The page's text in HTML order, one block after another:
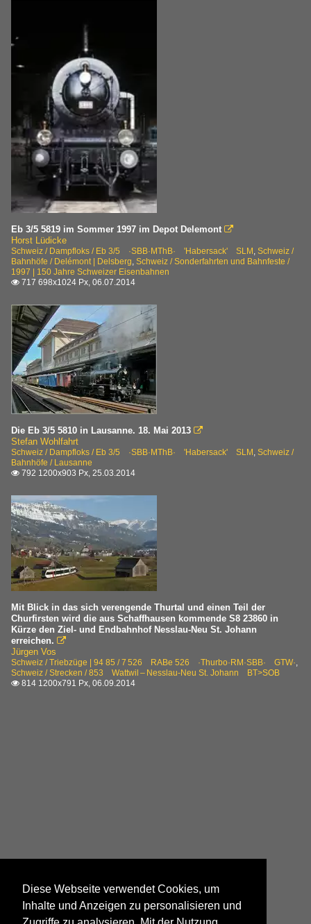
Eb 3/5 5819 im Sommer 1997 im Depot Delemont 
Horst Lüdicke
Schweiz / Dampfloks / Eb 3/5 ·SBB·MThB· 'Habersack' SLM , Schweiz /
Bahnhöfe / Delémont | Delsberg, Schweiz / Sonderfahrten und Bahnfeste /
1997 | 150 Jahre Schweizer Eisenbahnen
 717 698x1024 Px, 06.07.2014
Die Eb 3/5 5810 in Lausanne. 18. Mai 2013 
Stefan Wohlfahrt
Schweiz / Dampfloks / Eb 3/5 ·SBB·MThB· 'Habersack' SLM , Schweiz /
Bahnhöfe / Lausanne
 792 1200x903 Px, 25.03.2014
Mit Blick in das sich verengende Thurtal und einen Teil der
Churfirsten wird die aus Schaffhausen kommende S8 23860 in
Kürze den Ziel- und Endbahnhof Nesslau-Neu St. Johann
erreichen. 
Jürgen Vos
Schweiz / Triebzüge | 94 85 / 7 526 RABe 526 ·Thurbo·RM·SBB· GTW·,
Schweiz / Strecken / 853 Wattwil – Nesslau-Neu St. Johann BT>SOB
 814 1200x791 Px, 06.09.2014
Diese Webseite verwendet Cookies, um
Inhalte und Anzeigen zu personalisieren und